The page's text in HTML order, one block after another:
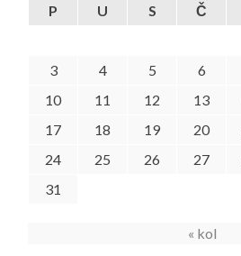
P U S Č
3
4 5 6
10
11 12 13
17
18 19 20
24
25 26 27
31
« kol